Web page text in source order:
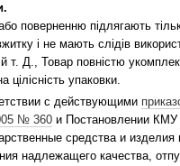
поверненню підлягають
і не мають слідів
т. Д., Товар повністю
цілісність упаковки.
с действующими
№ 360и Постановлении КМУ
средства и изделия
надлежащего качества,